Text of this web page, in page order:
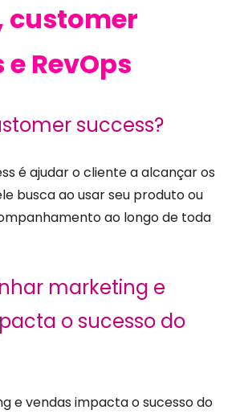
customer
RevOps
success?
é ajudar o cliente a alcançar os
busca ao usar seu produto ou
ao longo de toda
marketing e
o sucesso do
e vendas impacta o sucesso do